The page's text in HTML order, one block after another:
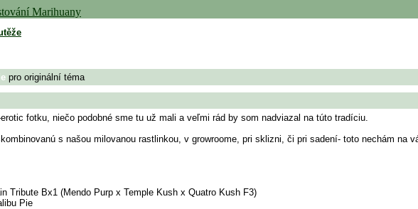
pro originální téma
fotku, niečo podobné sme tu už mali a veľmi rád by som nadviazal na túto tradíciu.
s našou milovanou rastlinkou, v growroome, pri sklizni, či pri sadení- toto nechám na
Tribute Bx1 (Mendo Purp x Temple Kush x Quatro Kush F3)
Pie